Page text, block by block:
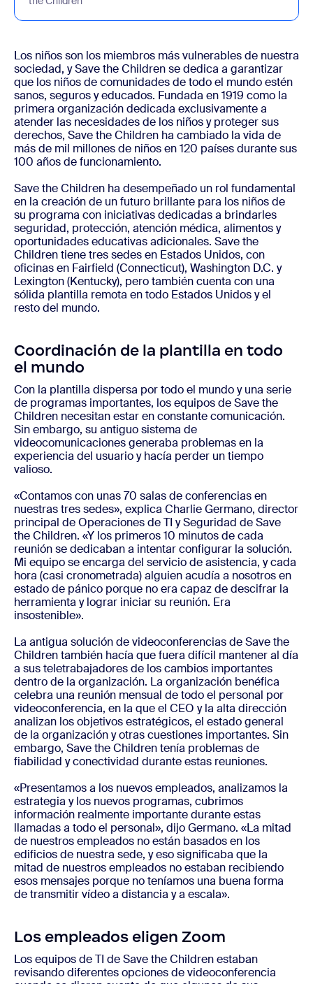
Los niños son los miembros más vulnerables de nuestra
sociedad, y Save the Children se dedica a garantizar
que los niños de comunidades de todo el mundo estén
sanos, seguros y educados. Fundada en 1919 como la
primera organización dedicada exclusivamente a
atender las necesidades de los niños y proteger sus
derechos, Save the Children ha cambiado la vida de
más de mil millones de niños en 120 países durante sus
100 años de funcionamiento.
Save the Children ha desempeñado un rol fundamental
en la creación de un futuro brillante para los niños de
su programa con iniciativas dedicadas a brindarles
seguridad, protección, atención médica, alimentos y
oportunidades educativas adicionales. Save the
Children tiene tres sedes en Estados Unidos, con
oficinas en Fairfield (Connecticut), Washington D.C. y
Lexington (Kentucky), pero también cuenta con una
sólida plantilla remota en todo Estados Unidos y el
resto del mundo.
Coordinación de la plantilla en todo
el mundo
Con la plantilla dispersa por todo el mundo y una serie
de programas importantes, los equipos de Save the
Children necesitan estar en constante comunicación.
Sin embargo, su antiguo sistema de
videocomunicaciones generaba problemas en la
experiencia del usuario y hacía perder un tiempo
valioso.
«Contamos con unas 70 salas de conferencias en
nuestras tres sedes», explica Charlie Germano, director
principal de Operaciones de TI y Seguridad de Save
the Children. «Y los primeros 10 minutos de cada
reunión se dedicaban a intentar configurar la solución.
Mi equipo se encarga del servicio de asistencia, y cada
hora (casi cronometrada) alguien acudía a nosotros en
estado de pánico porque no era capaz de descifrar la
herramienta y lograr iniciar su reunión. Era
insostenible».
La antigua solución de videoconferencias de Save the
Children también hacía que fuera difícil mantener al día
a sus teletrabajadores de los cambios importantes
dentro de la organización. La organización benéfica
celebra una reunión mensual de todo el personal por
videoconferencia, en la que el CEO y la alta dirección
analizan los objetivos estratégicos, el estado general
de la organización y otras cuestiones importantes. Sin
embargo, Save the Children tenía problemas de
fiabilidad y conectividad durante estas reuniones.
«Presentamos a los nuevos empleados, analizamos la
estrategia y los nuevos programas, cubrimos
información realmente importante durante estas
llamadas a todo el personal», dijo Germano. «La mitad
de nuestros empleados no están basados en los
edificios de nuestra sede, y eso significaba que la
mitad de nuestros empleados no estaban recibiendo
esos mensajes porque no teníamos una buena forma
de transmitir vídeo a distancia y a escala».
Los empleados eligen Zoom
Los equipos de TI de Save the Children estaban
revisando diferentes opciones de videoconferencia